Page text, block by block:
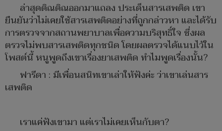
ล่าสุดติณติณออกมาแถลง ประเด็นสารเสพติด เขา
ยืนยันว่าไม่เคยใช้สารเสพติดอย่างที่ถูกกล่าวหา และได้รับ
การตรวจจากสถานพยาบาลเพื่อความบริสุทธิ์ใจ ซึ่งผล
ตรวจไม่พบสารเสพติดทุกชนิด โดยผลตรวจได้แนบไว้ใน
โพสต์นี้ หนูพูดถึงเขาเรื่องยาเสพติด ทำไมพูดเรื่องนั้น?
ฟารีดา : มีเพื่อนสนิทเขาเล่าให้ฟังค่ะ ว่าเขาเล่นสาร
เสพติด
เราแค่ฟังเขามา แต่เราไม่เคยเห็นกับตา?